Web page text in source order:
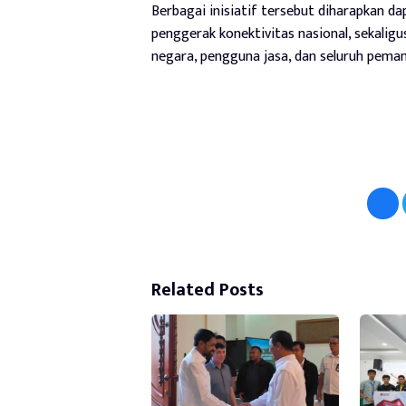
Berbagai inisiatif tersebut diharapkan
penggerak konektivitas nasional,
negara, pengguna jasa, dan seluruh
Related Posts